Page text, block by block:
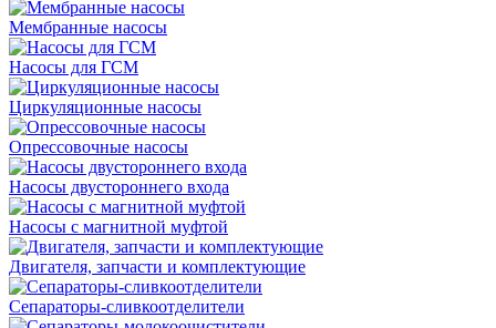
Мембранные насосы
Насосы для ГСМ
Циркуляционные насосы
Опрессовочные насосы
Насосы двустороннего входа
Насосы с магнитной муфтой
Двигателя, запчасти и комплектующие
Сепараторы-сливкоотделители